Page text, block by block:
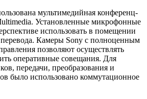
мультимедийная конференц-
Установленные микрофонные
использовать в помещении
Камеры Sony с полноценным
позволяют осуществлять
оперативные совещания. Для
передачи, преобразования и
было использовано коммутационное